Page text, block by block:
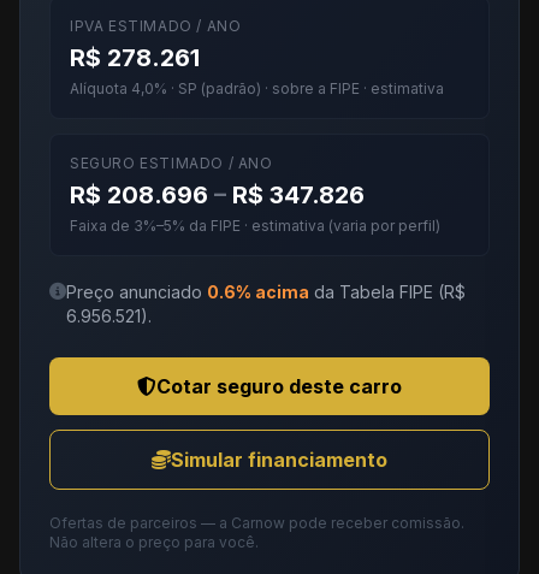
IPVA ESTIMADO / ANO
R$ 278.261
Alíquota 4,0% · SP (padrão) · sobre a FIPE · estimativa
SEGURO ESTIMADO / ANO
R$ 208.696 – R$ 347.826
Faixa de 3%–5% da FIPE · estimativa (varia por perfil)
Preço anunciado 0.6% acima da Tabela FIPE (R$
6.956.521).
Cotar seguro deste carro
Simular financiamento
Ofertas de parceiros — a Carnow pode receber comissão.
Não altera o preço para você.